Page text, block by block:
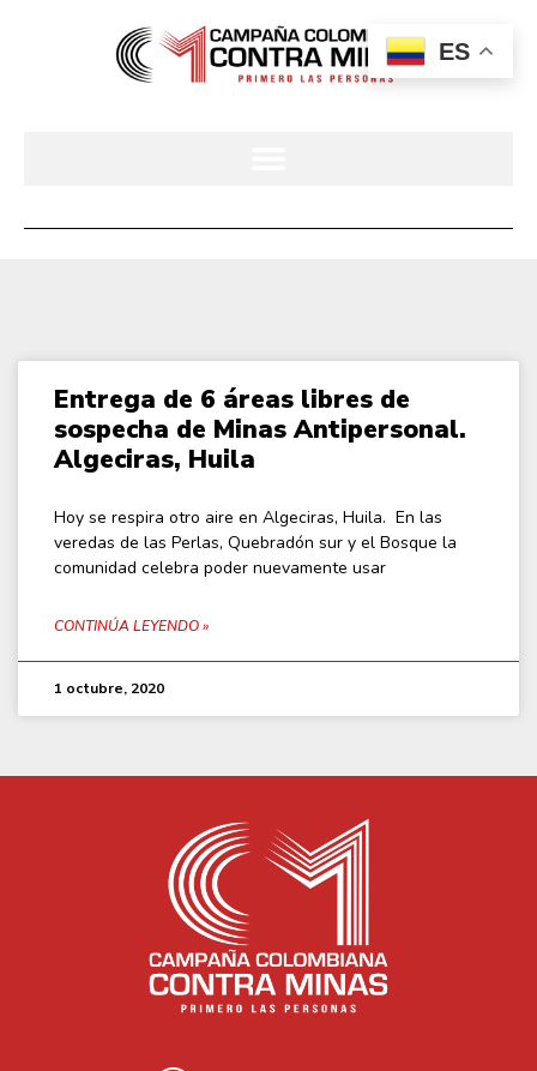
Entrega de 6 áreas libres de
sospecha de Minas Antipersonal.
Algeciras, Huila
Hoy se respira otro aire en Algeciras, Huila. En las
veredas de las Perlas, Quebradón sur y el Bosque la
comunidad celebra poder nuevamente usar
CONTINÚA LEYENDO »
1 octubre, 2020
ES